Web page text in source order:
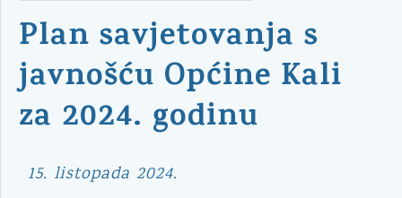
Plan savjetovanja s
javnošću Općine Kali
za 2024. godinu
15. listopada 2024.